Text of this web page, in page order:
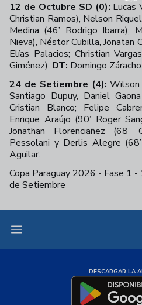
12 de Octubre SD (0): Lucas
Christian Ramos), Nelson
Medina (46’ Rodrigo Ibarra);
Nieva), Néstor Cubilla, Jonatan
Elías Palacios; Christian
Giménez). DT: Domingo Záracho.
24 de Setiembre (4): Wilson
Santiago Dupuy, Daniel
Cristian Blanco; Felipe
Enrique Araújo (90’ Roger
Jonathan Florenciañez (68’
Pessolani y Derlis Alegre (68’
Aguilar.
Copa Paraguay 2026 - Fase 1
de Setiembre
DESCARGAR LA